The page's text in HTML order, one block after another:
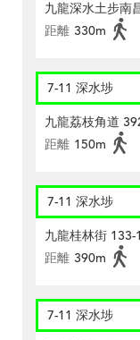
九龍深水土步南
距離 330m
7-11 深水埗
九龍荔枝角道
距離 150m
7-11 深水埗
九龍桂林街
距離 390m
7-11 深水埗